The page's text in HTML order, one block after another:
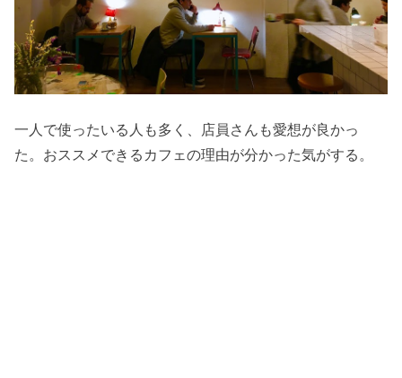
一人で使ったいる人も多く、店員さんも愛想が良かっ
た。おススメできるカフェの理由が分かった気がする。